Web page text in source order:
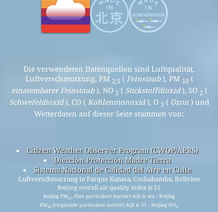
Die verwendeten Datenquellen sind Luftqualität,
Luftverschmutzung, PM 2,5 ( Feinstaub), PM 10(
einatembarer Feinstaub), NO 2 ( Stickstoffdioxid), SO 2 (
Schwefeldioxid), CO ( Kohlenmonoxid), O 3 ( Ozon) und
Wetterdaten auf dieser Seite stammen von:
Citizen Weather Observer Program (CWOP/APRS)
Diección Protección Madre Tierra
Sistema Nacional de Calidad del Aire en Chile
Luftverschmutzung in Parque Kanata, Cochabamba, Bolivien
Beijing overall air quality index is 51
Beijing PM2.5(fine particulate matter) AQI is n/a - Beijing
PM10 (respirable particulate matter) AQI is 51 - Beijing NO2